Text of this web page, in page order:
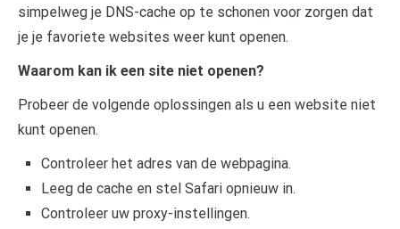
simpelweg je DNS-cache op te schonen voor zorgen dat
je je favoriete websites weer kunt openen.
Waarom kan ik een site niet openen?
Probeer de volgende oplossingen als u een website niet
kunt openen.
Controleer het adres van de webpagina.
Leeg de cache en stel Safari opnieuw in.
Controleer uw proxy-instellingen.